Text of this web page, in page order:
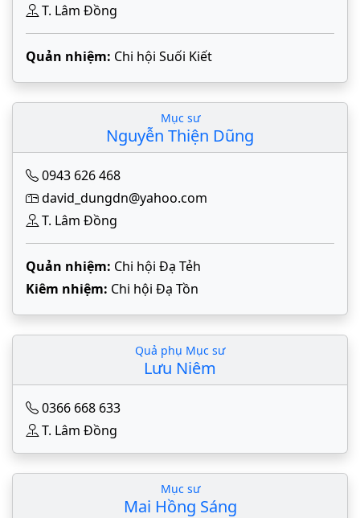
T. Lâm Đồng
Quản nhiệm: Chi hội Suối Kiết
Mục sư
Nguyễn Thiện Dũng
0943 626 468
david_dungdn@yahoo.com
T. Lâm Đồng
Quản nhiệm: Chi hội Đạ Tẻh
Kiêm nhiệm: Chi hội Đạ Tồn
Quả phụ Mục sư
Lưu Niêm
0366 668 633
T. Lâm Đồng
Mục sư
Mai Hồng Sáng